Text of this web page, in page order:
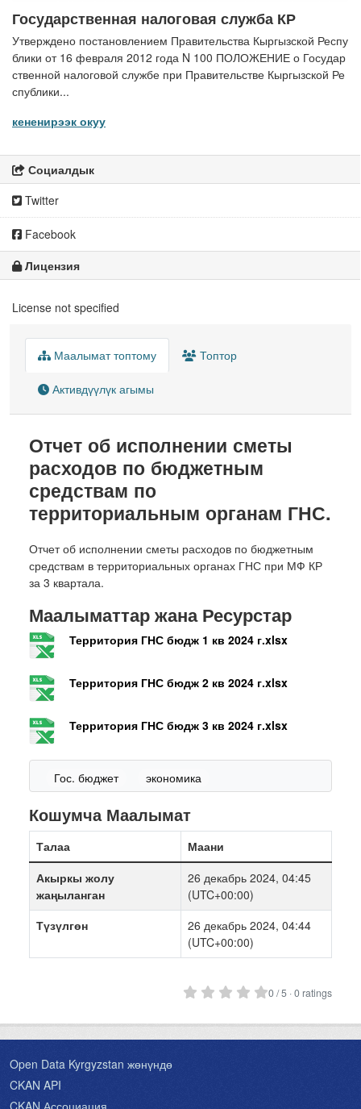
Государственная налоговая служба КР
Утверждено постановлением Правительства Кыргызской Респу
блики от 16 февраля 2012 года N 100 ПОЛОЖЕНИЕ о Государ
ственной налоговой службе при Правительстве Кыргызской Ре
спублики...
кененирээк окуу
Социалдык
Twitter
Facebook
Лицензия
License not specified
Маалымат топтому Топтор
Активдүүлүк агымы
Отчет об исполнении сметы
расходов по бюджетным
средствам по
территориальным органам ГНС.
Отчет об исполнении сметы расходов по бюджетным
средствам в территориальных органах ГНС при МФ КР
за 3 квартала.
Маалыматтар жана Ресурстар
Территория ГНС бюдж 1 кв 2024 г.xlsx
Территория ГНС бюдж 2 кв 2024 г.xlsx
Территория ГНС бюдж 3 кв 2024 г.xlsx
Гос. бюджет экономика
Кошумча Маалымат
Талаа
Маани
Акыркы жолу
жаңыланган
26 декабрь 2024, 04:45
(UTC+00:00)
Түзүлгөн
26 декабрь 2024, 04:44
(UTC+00:00)
0 / 5 · 0 ratings
Open Data Kyrgyzstan жөнүндө
CKAN API
CKAN Ассоциация